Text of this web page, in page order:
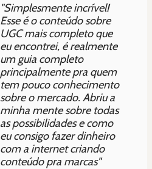
"Simplesmente incrível!
Esse é o conteúdo sobre
UGC mais completo que
eu encontrei, é realmente
um guia completo
principalmente pra quem
tem pouco conhecimento
sobre o mercado. Abriu a
minha mente sobre todas
as possibilidades e como
eu consigo fazer dinheiro
com a internet criando
conteúdo pra marcas"